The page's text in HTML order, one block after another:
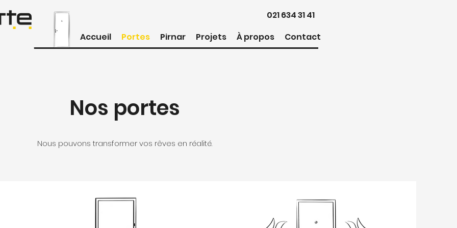
Accueil Portes Pirnar Projets À propos Contact
021 634 31 41
Nos portes
Nous pouvons transformer vos rêves en réalité.